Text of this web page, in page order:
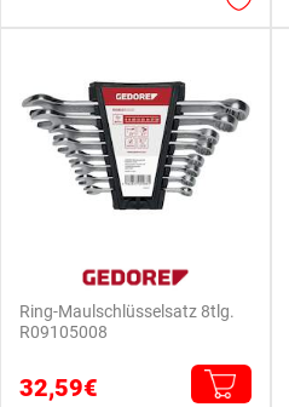
Ring-Maulschlüsselsatz 8tlg.
R09105008
32,59€